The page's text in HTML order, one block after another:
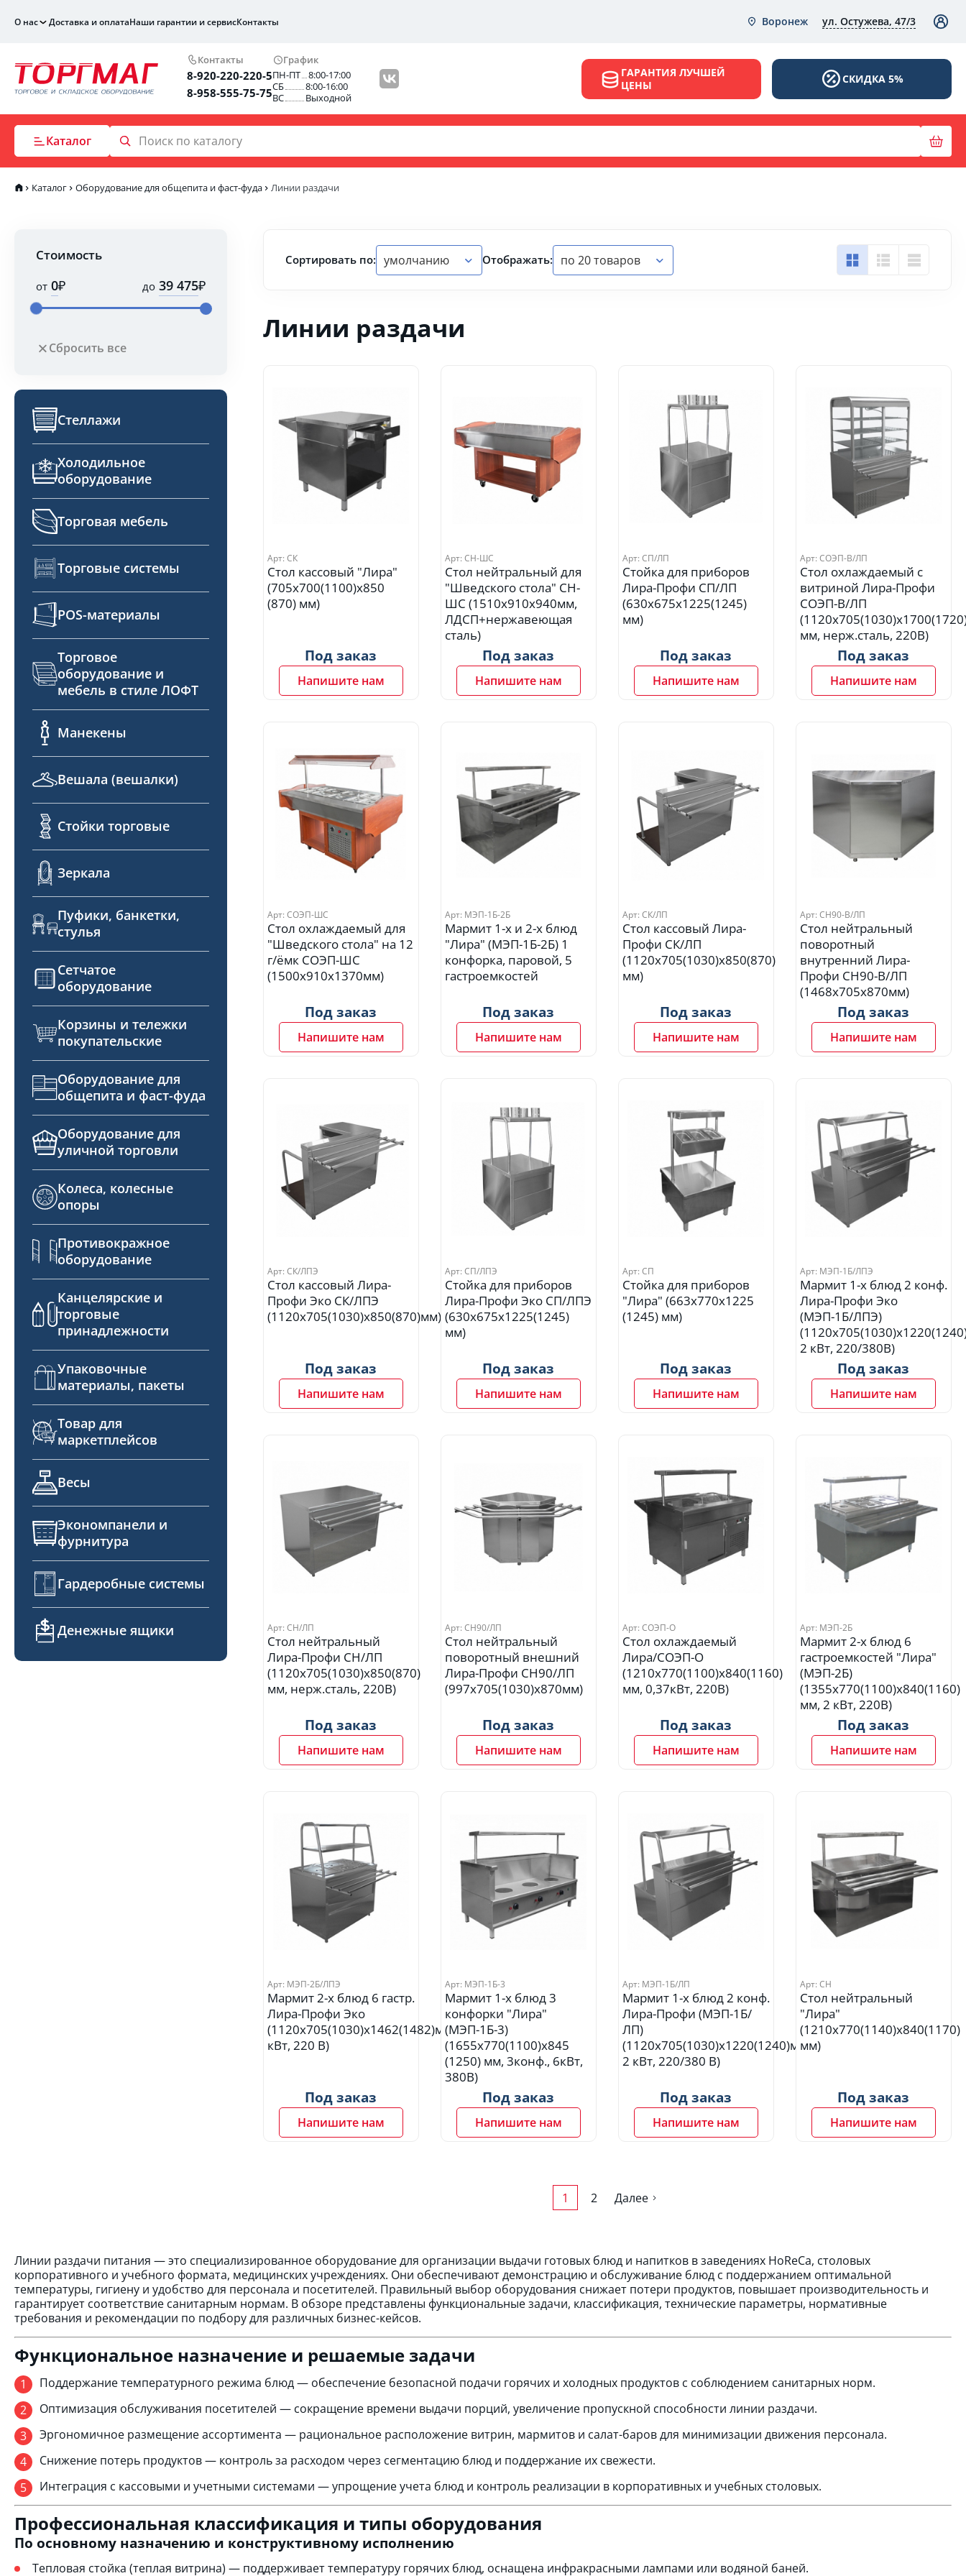
О нас Доставка и оплатаНаши гарантии и сервисКонтакты Воронеж ул. Остужева, 47/3
Контакты
8-920-220-220-5
8-958-555-75-75
График
ПН-ПТ
8:00-17:00
СБ
8:00-16:00
ВС
Выходной
ГАРАНТИЯ ЛУЧШЕЙ
ЦЕНЫ
СКИДКА 5%
Каталог
Каталог Оборудование для общепита и фаст-фуда Линии раздачи
Стоимость
от ₽ до ₽
Сбросить все
Стеллажи
Холодильное
оборудование
Торговая мебель
Торговые системы
POS-материалы
Торговое
оборудование и
мебель в стиле ЛОФТ
Манекены
Вешала (вешалки)
Стойки торговые
Зеркала
Пуфики, банкетки,
стулья
Сетчатое
оборудование
Корзины и тележки
покупательские
Оборудование для
общепита и фаст-фуда
Оборудование для
уличной торговли
Колеса, колесные
опоры
Противокражное
оборудование
Канцелярские и
торговые
принадлежности
Упаковочные
материалы, пакеты
Товар для
маркетплейсов
Весы
Экономпанели и
фурнитура
Гардеробные системы
Денежные ящики
Сортировать по: умолчанию Отображать: по 20 товаров
Линии раздачи
Арт: СК
Стол кассовый "Лира"
(705х700(1100)х850
(870) мм)
Под заказ
Напишите нам
Арт: СН-ШС
Стол нейтральный для
"Шведского стола" СН-
ШС (1510х910х940мм,
ЛДСП+нержавеющая
сталь)
Под заказ
Напишите нам
Арт: СП/ЛП
Стойка для приборов
Лира-Профи СП/ЛП
(630х675х1225(1245)
мм)
Под заказ
Напишите нам
Арт: СОЭП-В/ЛП
Стол охлаждаемый с
витриной Лира-Профи
СОЭП-В/ЛП
мм, нерж.сталь, 220В)
Под заказ
Напишите нам
Арт: СОЭП-ШС
Стол охлаждаемый для
"Шведского стола" на 12
г/ёмк СОЭП-ШС
(1500х910х1370мм)
Под заказ
Напишите нам
Арт: МЭП-1Б-2Б
Мармит 1-х и 2-х блюд
"Лира" (МЭП-1Б-2Б) 1
конфорка, паровой, 5
гастроемкостей
Под заказ
Напишите нам
Арт: СК/ЛП
Стол кассовый Лира-
Профи СК/ЛП
(1120x705(1030)x850(870)
мм)
Под заказ
Напишите нам
Арт: СН90-В/ЛП
Стол нейтральный
поворотный
внутренний Лира-
Профи СН90-В/ЛП
(1468х705х870мм)
Под заказ
Напишите нам
Арт: СК/ЛПЭ
Стол кассовый Лира-
Профи Эко СК/ЛПЭ
(1120x705(1030)x850(870)мм)
Под заказ
Напишите нам
Арт: СП/ЛПЭ
Стойка для приборов
Лира-Профи Эко СП/ЛПЭ
(630х675х1225(1245)
мм)
Под заказ
Напишите нам
Арт: СП
Стойка для приборов
"Лира" (663х770х1225
(1245) мм)
Под заказ
Напишите нам
Арт: МЭП-1Б/ЛПЭ
Мармит 1-х блюд 2 конф.
Лира-Профи Эко
(МЭП-1Б/ЛПЭ)
2 кВт, 220/380В)
Под заказ
Напишите нам
Арт: СН/ЛП
Стол нейтральный
Лира-Профи СН/ЛП
(1120х705(1030)х850(870)
мм, нерж.сталь, 220В)
Под заказ
Напишите нам
Арт: СН90/ЛП
Стол нейтральный
поворотный внешний
Лира-Профи СН90/ЛП
(997х705(1030)х870мм)
Под заказ
Напишите нам
Арт: СОЭП-О
Стол охлаждаемый
Лира/СОЭП-О
(1210х770(1100)х840(1160)
мм, 0,37кВт, 220В)
Под заказ
Напишите нам
Арт: МЭП-2Б
Мармит 2-х блюд 6
гастроемкостей "Лира"
(МЭП-2Б)
(1355х770(1100)х840(1160)
мм, 2 кВт, 220В)
Под заказ
Напишите нам
Арт: МЭП-2Б/ЛПЭ
Мармит 2-х блюд 6 гастр.
Лира-Профи Эко
(1120х705(1030)х1462(1482)мм,1,5
кВт, 220 В)
Под заказ
Напишите нам
Арт: МЭП-1Б-3
Мармит 1-х блюд 3
конфорки "Лира"
(МЭП-1Б-3)
(1655х770(1100)х845
(1250) мм, 3конф., 6кВт,
380В)
Под заказ
Напишите нам
Арт: МЭП-1Б/ЛП
Мармит 1-х блюд 2 конф.
Лира-Профи (МЭП-1Б/
ЛП)
(1120х705(1030)х1220(1240)мм,
2 кВт, 220/380 В)
Под заказ
Напишите нам
Арт: СН
Стол нейтральный
"Лира"
(1210х770(1140)х840(1170)
мм)
Под заказ
Напишите нам
1 2 Далее
Линии раздачи питания — это специализированное оборудование для организации выдачи готовых блюд и напитков в заведениях HoReCa, столовых
корпоративного и учебного формата, медицинских учреждениях. Они обеспечивают демонстрацию и обслуживание блюд с поддержанием оптимальной
температуры, гигиену и удобство для персонала и посетителей. Правильный выбор оборудования снижает потери продуктов, повышает производительность и
гарантирует соответствие санитарным нормам. В обзоре представлены функциональные задачи, классификация, технические параметры, нормативные
требования и рекомендации по подбору для различных бизнес-кейсов.
Функциональное назначение и решаемые задачи
Поддержание температурного режима блюд — обеспечение безопасной подачи горячих и холодных продуктов с соблюдением санитарных норм.
Оптимизация обслуживания посетителей — сокращение времени выдачи порций, увеличение пропускной способности линии раздачи.
Эргономичное размещение ассортимента — рациональное расположение витрин, мармитов и салат-баров для минимизации движения персонала.
Снижение потерь продуктов — контроль за расходом через сегментацию блюд и поддержание их свежести.
Интеграция с кассовыми и учетными системами — упрощение учета блюд и контроль реализации в корпоративных и учебных столовых.
Профессиональная классификация и типы оборудования
По основному назначению и конструктивному исполнению
Тепловая стойка (теплая витрина) — поддерживает температуру горячих блюд, оснащена инфракрасными лампами или водяной баней.